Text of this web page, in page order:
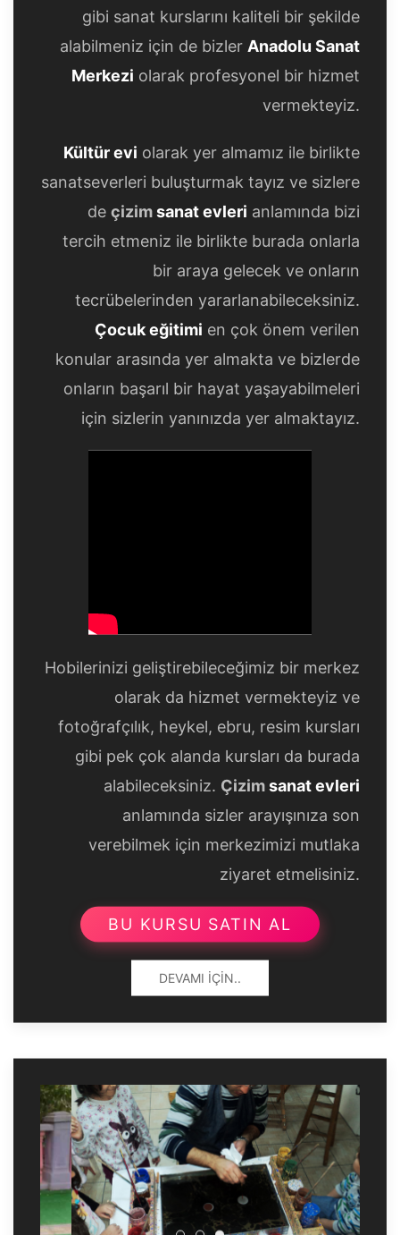
gibi sanat kurslarını kaliteli bir şekilde
alabilmeniz için de bizler Anadolu Sanat
Merkezi olarak profesyonel bir hizmet
vermekteyiz.
Kültür evi olarak yer almamız ile birlikte
sanatseverleri buluşturmak tayız ve sizlere
de çizimsanat evleri anlamında bizi
tercih etmeniz ile birlikte burada onlarla
bir araya gelecek ve onların
tecrübelerinden yararlanabileceksiniz.
Çocuk eğitimi en çok önem verilen
konular arasında yer almakta ve bizlerde
onların başarıl bir hayat yaşayabilmeleri
için sizlerin yanınızda yer almaktayız.
Hobilerinizi geliştirebileceğimiz bir merkez
olarak da hizmet vermekteyiz ve
fotoğrafçılık, heykel, ebru, resim kursları
gibi pek çok alanda kursları da burada
alabileceksiniz. Çizimsanat evleri
anlamında sizler arayışınıza son
verebilmek için merkezimizi mutlaka
ziyaret etmelisiniz.
BU KURSU SATIN AL
DEVAMI İÇIN..